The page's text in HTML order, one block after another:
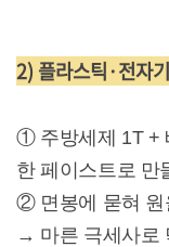
2) 플라스틱·전자
① 주방세제 1T +
한 페이스트로 만
② 면봉에 묻혀 원
→ 마른 극세사로